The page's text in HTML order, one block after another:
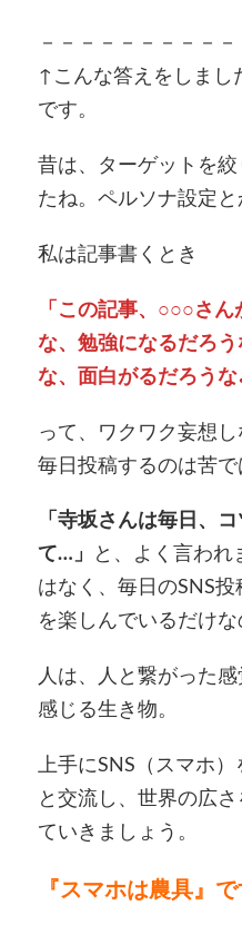
－－－－－－－－－－
↑こんな答えをしまし
です。
昔は、ターゲットを
たね。ペルソナ設定と
私は記事書くとき
「この記事、○○○さ
な、勉強になるだろ
な、面白がるだろうな
って、ワクワク妄想し
毎日投稿するのは苦
「寺坂さんは毎日、
て…」 と、よく言われ
はなく、毎日のSNS
を楽しんでいるだけな
人は、人と繋がった
感じる生き物。
上手にSNS（スマホ
と交流し、世界の広
ていきましょう。
『スマホは農具』